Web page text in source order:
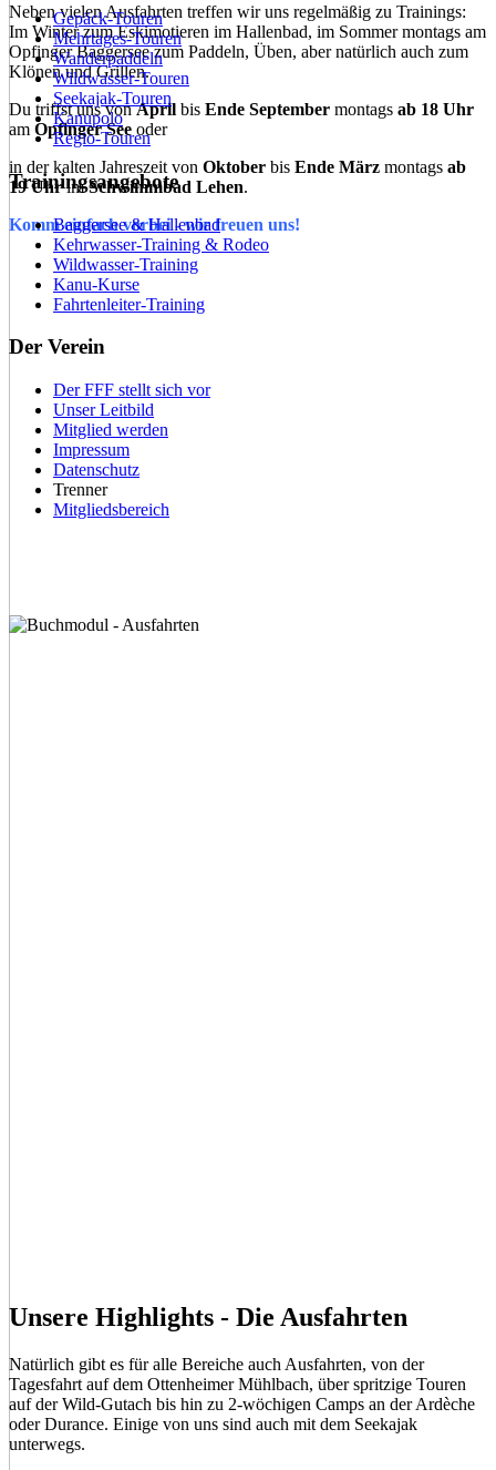
Neben vielen Ausfahrten treffen wir uns regelmäßig zu Trainings:
Im Winter zum Eskimotieren im Hallenbad, im Sommer montags am
Opfinger Baggersee zum Paddeln, Üben, aber natürlich auch zum
Klönen und Grillen.
Du triffst uns vonApril bis Ende September montags ab 18 Uhr
am Opfinger See oder
in der kalten Jahreszeit von Oktober bis Ende März montags ab
19 UhrimSchwimmbad Lehen.
Komm einfach vorbei - wir freuen uns!
Unsere Highlights - Die Ausfahrten
Natürlich gibt es für alle Bereiche auch Ausfahrten, von der
Tagesfahrt auf dem Ottenheimer Mühlbach, über spritzige Touren
auf der Wild-Gutach bis hin zu 2-wöchigen Camps an der Ardèche
oder Durance. Einige von uns sind auch mit dem Seekajak
unterwegs.
Gepäck-Touren
Mehrtages-Touren
Wanderpaddeln
Wildwasser-Touren
Seekajak-Touren
Kanupolo
Regio-Touren
Trainingsangebote
Baggersee & Hallenbad
Kehrwasser-Training & Rodeo
Wildwasser-Training
Kanu-Kurse
Fahrtenleiter-Training
Der Verein
Der FFF stellt sich vor
Unser Leitbild
Mitglied werden
Impressum
Datenschutz
Trenner
Mitgliedsbereich